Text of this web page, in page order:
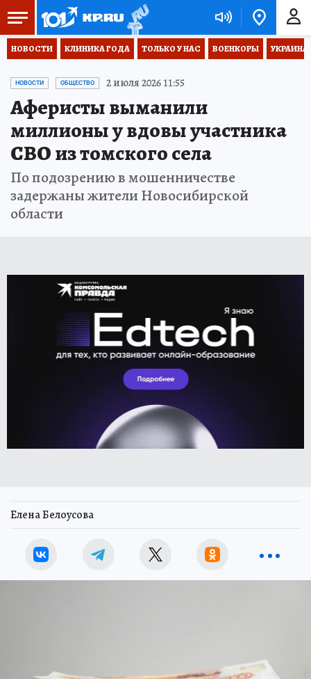
НОВОСТИ КЛИНИКА ГОДА ТОЛЬКО У НАС ВОЕНКОРЫ
НОВОСТИ ОБЩЕСТВО 2 июля 2026 11:55
Аферисты выманили
миллионы у вдовы участника
СВО из томского села
По подозрению в мошенничестве
задержаны жители Новосибирской
области
Елена Белоусова